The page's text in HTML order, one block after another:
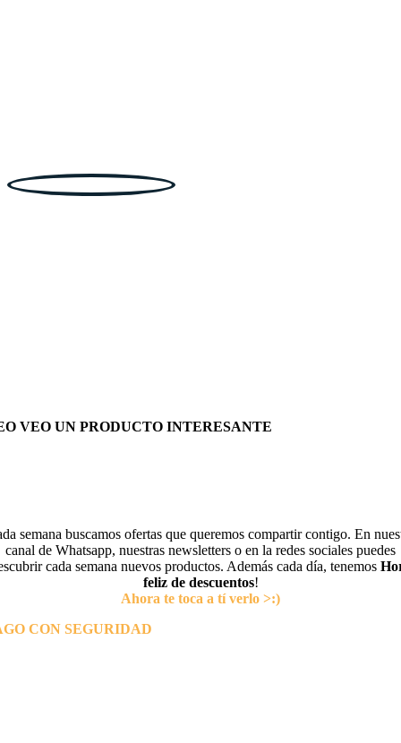
VEO UN PRODUCTO INTERESANTE
semana buscamos ofertas que queremos compartir contigo. En
canal de Whatsapp, nuestras newsletters o en la redes sociales puedes
cada semana nuevos productos. Además cada día, tenemos
feliz de descuentos!
Ahora te toca a tí verlo >:)
CON SEGURIDAD